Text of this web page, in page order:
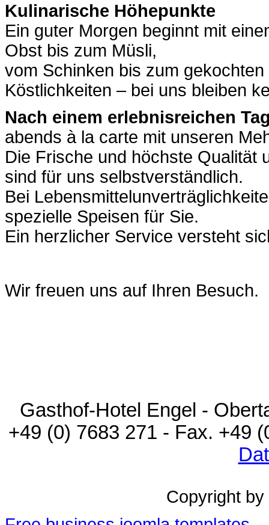
Kulinarische Höhepunkte
Ein guter Morgen beginnt mit
Obst bis zum Müsli,
vom Schinken bis zum
Köstlichkeiten – bei uns bleiben
Nach einem erlebnisreichen
abends à la carte mit unseren
Die Frische und höchste Qualität
sind für uns selbstverständlich.
Bei
spezielle Speisen für Sie.
Ein herzlicher Service versteht
Wir freuen uns auf Ihren Besuch.
Gasthof-Hotel Engel -
+49 (0) 7683 271 - Fax. +49
Copyright